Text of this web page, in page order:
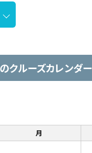
クルーズカレンダー
月